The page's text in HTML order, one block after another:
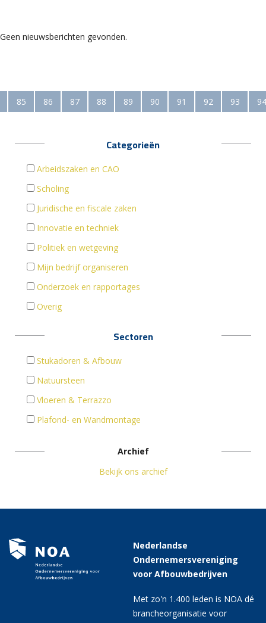
Geen nieuwsberichten gevonden.
85 86 87 88 89 90 91 92 93 94
Categorieën
Arbeidszaken en CAO
Scholing
Juridische en fiscale zaken
Innovatie en techniek
Politiek en wetgeving
Mijn bedrijf organiseren
Onderzoek en rapportages
Overig
Sectoren
Stukadoren & Afbouw
Natuursteen
Vloeren & Terrazzo
Plafond- en Wandmontage
Archief
Bekijk ons archief
Nederlandse
Ondernemersvereniging
voor Afbouwbedrijven
Met zo'n 1.400 leden is NOA dé
brancheorganisatie voor